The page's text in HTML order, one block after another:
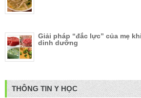
Giải pháp “đắc lực” của mẹ
dinh dưỡng
THÔNG TIN Y HỌC